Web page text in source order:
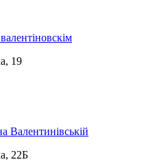
19
Валентинівській
22Б